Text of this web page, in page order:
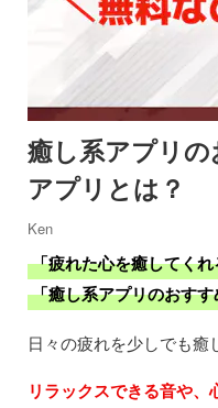
癒し系アプリ
アプリとは？
Ken
「疲れた心を癒してく
「癒し系アプリのおす
日々の疲れを少しでも癒
リラックスできる音や